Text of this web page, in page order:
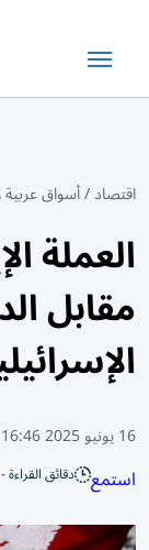
اقتصاد/أسواق عربية
مقابل
16 يونيو 2025 16:46 مساء
استمع دقائق القراءة - 1